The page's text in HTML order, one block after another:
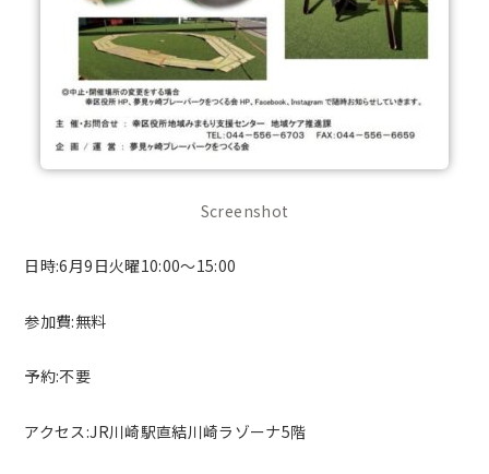
Screenshot
日時:6月9日火曜10:00〜15:00
参加費:無料
予約:不要
アクセス:JR川崎駅直結川崎ラゾーナ5階